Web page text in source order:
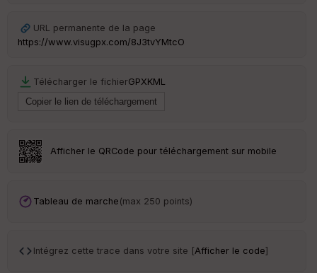
URL permanente de la page
https://www.visugpx.com/8J3tvYMtcO
Télécharger le fichierGPXKML
Afficher le QRCode pour téléchargement sur mobile
Tableau de marche (max 250 points)
Intégrez cette trace dans votre site [Afficher le code]